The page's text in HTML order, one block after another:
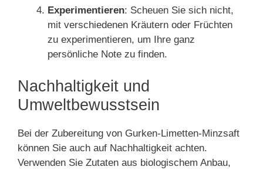
Experimentieren: Scheuen Sie sich nicht,
mit verschiedenen Kräutern oder Früchten
zu experimentieren, um Ihre ganz
persönliche Note zu finden.
Nachhaltigkeit und
Umweltbewusstsein
Bei der Zubereitung von Gurken-Limetten-Minzsaft
können Sie auch auf Nachhaltigkeit achten.
Verwenden Sie Zutaten aus biologischem Anbau,